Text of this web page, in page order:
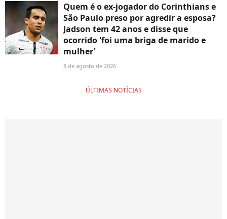
Quem é o ex-jogador do Corinthians e
São Paulo preso por agredir a esposa?
Jadson tem 42 anos e disse que
ocorrido 'foi uma briga de marido e
mulher'
8 de agosto de 2026
ÚLTIMAS NOTÍCIAS